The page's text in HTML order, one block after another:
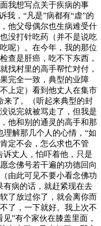
我想写点关于疾病的事
我，“凡是”病都有“虚”的
他父母偶尔也生病难受什
没打针吃药（并不是说吃
呢）。在今年，我的那位
查是肝癌，吃不下东西，
找村里的高手帮忙对付，
完全一致，典型的业障
上定）看到他丈人在集市
来了。（听起来典型的封
说完就被骂走了，但我是
他和别的通灵的高手和那
解那几个人的心情，“如
定不会，怎么求也不管
诉丈人，怕吓着他，只是
念佛号若干遍的功德回向
由此可见不要小看念佛功
有病的话，就赶紧现在去
了放过你了，就会离你而
了，一下就好。我上次不
”有个家伙在膝盖里面，